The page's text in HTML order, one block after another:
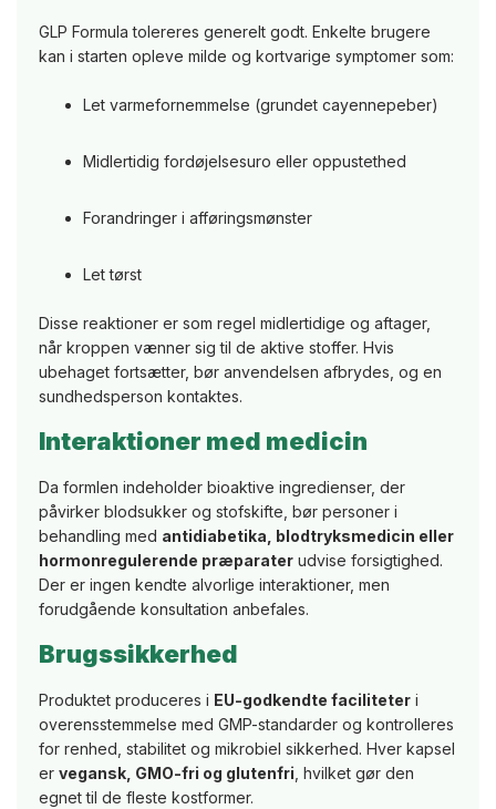
GLP Formula tolereres generelt godt. Enkelte brugere
kan i starten opleve milde og kortvarige symptomer som:
Let varmefornemmelse (grundet cayennepeber)
Midlertidig fordøjelsesuro eller oppustethed
Forandringer i afføringsmønster
Let tørst
Disse reaktioner er som regel midlertidige og aftager,
når kroppen vænner sig til de aktive stoffer. Hvis
ubehaget fortsætter, bør anvendelsen afbrydes, og en
sundhedsperson kontaktes.
Interaktioner med medicin
Da formlen indeholder bioaktive ingredienser, der
påvirker blodsukker og stofskifte, bør personer i
behandling med antidiabetika, blodtryksmedicin eller
hormonregulerende præparater udvise forsigtighed.
Der er ingen kendte alvorlige interaktioner, men
forudgående konsultation anbefales.
Brugssikkerhed
Produktet produceres i EU-godkendte faciliteter i
overensstemmelse med GMP-standarder og kontrolleres
for renhed, stabilitet og mikrobiel sikkerhed. Hver kapsel
er vegansk, GMO-fri og glutenfri , hvilket gør den
egnet til de fleste kostformer.